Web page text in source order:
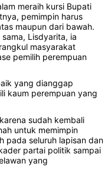
meraih kursi Bupati
pemimpin harus
maupun dari bawah.
Lisdyarita, ia
masyarakat
pemilih perempuan
yang dianggap
kaum perempuan yang
sudah kembali
untuk memimpin
pada seluruh lapisan dan
partai politik sampai
yang